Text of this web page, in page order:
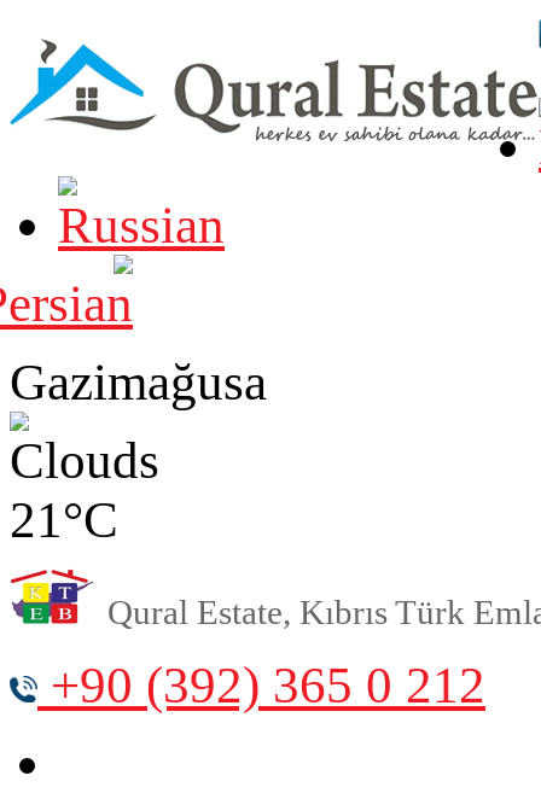
Gazimağusa
21°C
Qural Estate, Kıbrıs Türk
+90 (392) 365 0 212